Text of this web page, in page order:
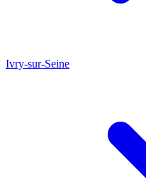
Ivry-sur-Seine